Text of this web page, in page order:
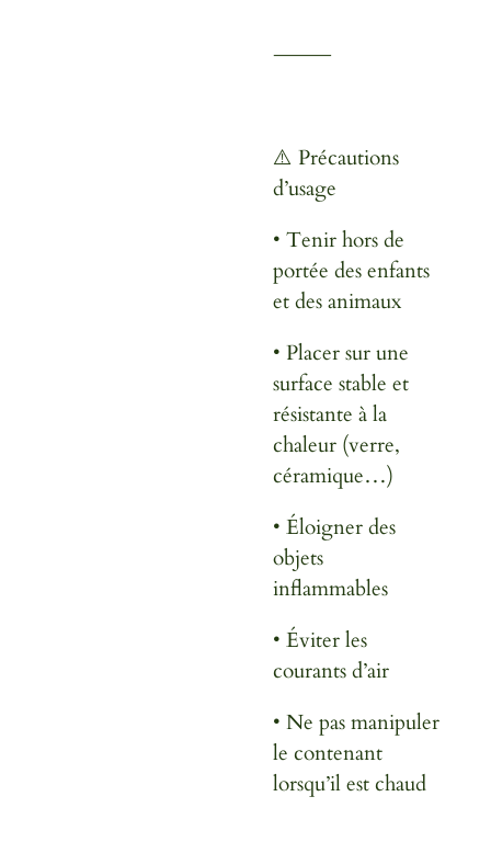
⸻
⚠️ Précautions
d’usage
• Tenir hors de
portée des enfants
et des animaux
• Placer sur une
surface stable et
résistante à la
chaleur (verre,
céramique…)
• Éloigner des
objets
inflammables
• Éviter les
courants d’air
• Ne pas manipuler
le contenant
lorsqu’il est chaud